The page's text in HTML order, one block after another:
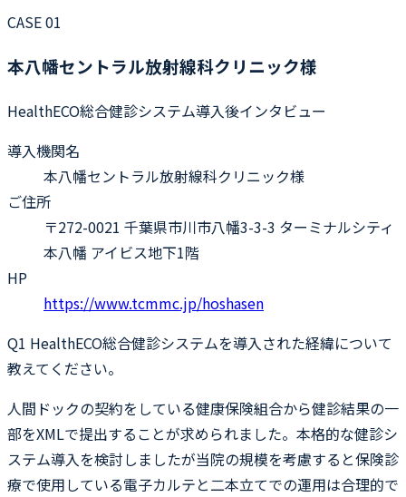
CASE 01
本八幡セントラル放射線科クリニック様
HealthECO総合健診システム導入後インタビュー
導入機関名
本八幡セントラル放射線科クリニック様
ご住所
〒272-0021 千葉県市川市八幡3-3-3 ターミナルシティ
本八幡 アイビス地下1階
HP
https://www.tcmmc.jp/hoshasen
Q1 HealthECO総合健診システムを導入された経緯について
教えてください。
人間ドックの契約をしている健康保険組合から健診結果の一
部をXMLで提出することが求められました。本格的な健診シ
ステム導入を検討しましたが当院の規模を考慮すると保険診
療で使用している電子カルテと二本立てでの運用は合理的で